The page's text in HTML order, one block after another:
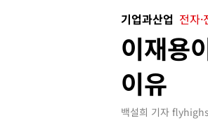
기업과산업 전자·
이재용
이유
백설희 기자